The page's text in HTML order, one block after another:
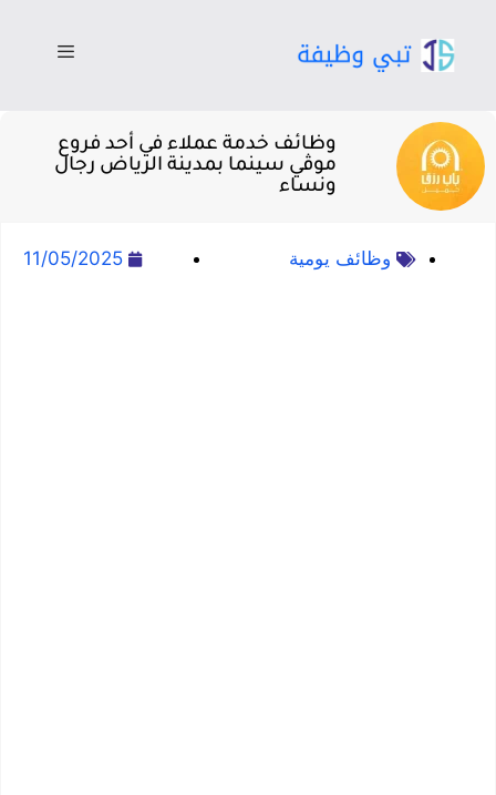
وظائف خدمة عملاء في أحد فروع
موڤي سينما بمدينة الرياض رجال
ونساء
وظائف يومية 11/05/2025